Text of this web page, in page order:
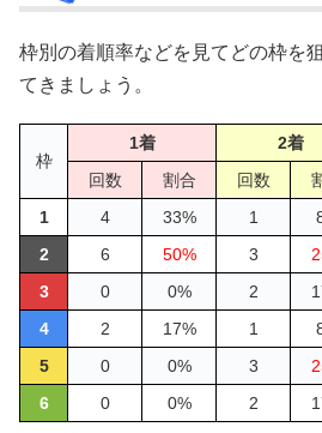
枠別の着順率などを見てどの枠を
てきましょう。
枠
1着 2着
回数
割合 回数
1
4 33% 1
2
6 50% 3
3
0 0% 2
4
2 17% 1
5
0 0% 3
6
0 0% 2